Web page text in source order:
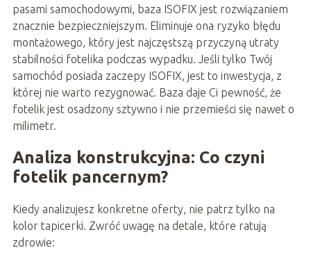
pasami samochodowymi, baza ISOFIX jest rozwiązaniem
znacznie bezpieczniejszym. Eliminuje ona ryzyko błędu
montażowego, który jest najczęstszą przyczyną utraty
stabilności fotelika podczas wypadku. Jeśli tylko Twój
samochód posiada zaczepy ISOFIX, jest to inwestycja, z
której nie warto rezygnować. Baza daje Ci pewność, że
fotelik jest osadzony sztywno i nie przemieści się nawet o
milimetr.
Analiza konstrukcyjna: Co czyni
fotelik pancernym?
Kiedy analizujesz konkretne oferty, nie patrz tylko na
kolor tapicerki. Zwróć uwagę na detale, które ratują
zdrowie: